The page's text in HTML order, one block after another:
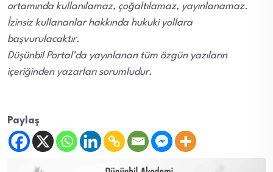
ortamında kullanılamaz, çoğaltılamaz, yayınlanamaz.
İzinsiz kullananlar hakkında hukuki yollara
başvurulacaktır.
Düşünbil Portal’da yayınlanan tüm özgün yazıların
içeriğinden yazarları sorumludur.
Paylaş